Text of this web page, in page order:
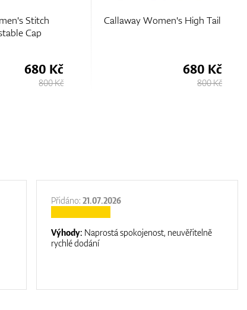
Stitch
Cap
680 Kč
800 Kč
Callaway Women's High Tail
680 Kč
800 Kč
Přidáno:21.07.2026
Výhody: Naprostá spokojenost, neuvěřitelně
rychlé dodání